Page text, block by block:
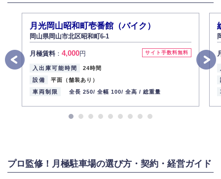
月光岡山昭和町壱番館（バイク）
岡山県岡山市北区昭和町6-1
サイト手数料無料
月極賃料： 4,000円
入出庫可能時間
24時間
設備
平面（舗装あり）
車両制限
全長 250/ 全幅 100/ 全高 / 総重量
プロ監修！月極駐車場の選び方・契約・経営ガイド